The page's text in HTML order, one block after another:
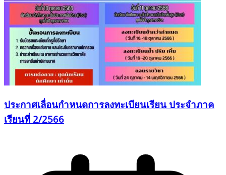
ประกาศเลื่อนกำหนดการลงทะเบียนเรียน ประจำภาค
เรียนที่ 2/2566